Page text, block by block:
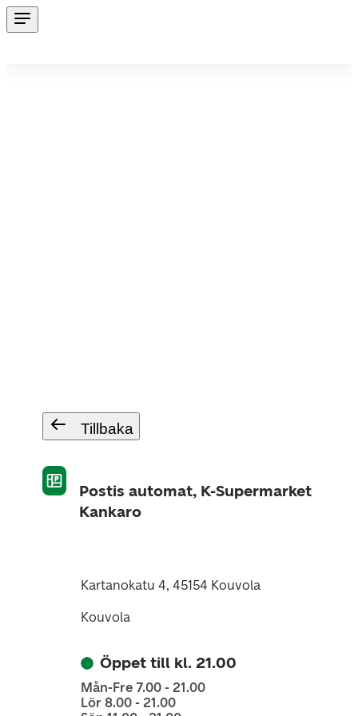
Tillbaka
Postis automat, K-Supermarket
Kankaro
Kartanokatu 4, 45154 Kouvola
Kouvola
Öppet till kl. 21.00
Mån-Fre 7.00 - 21.00
Lör 8.00 - 21.00